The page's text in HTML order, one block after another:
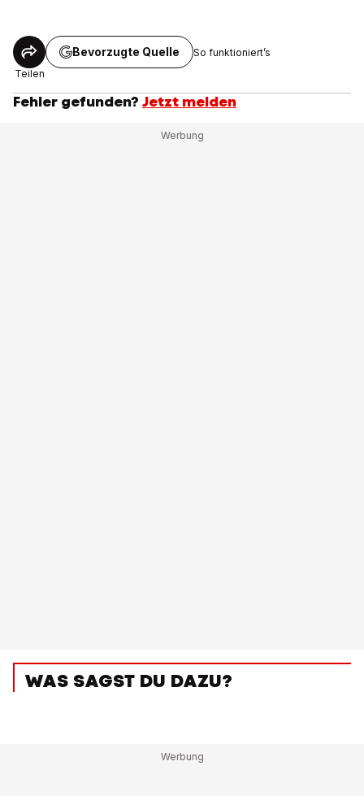
Teilen
Bevorzugte Quelle So funktioniert’s
Fehler gefunden? Jetzt melden
WAS SAGST DU DAZU?